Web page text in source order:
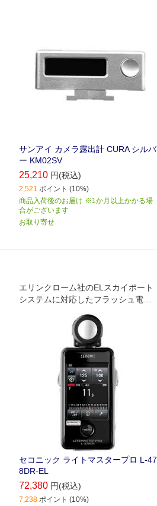
サンアイ カメラ露出計 CURA シルバ
ー KM02SV
25,210 円(税込)
2,521 ポイント (10%)
商品入荷後のお届け ※1か月以上かかる場
合がございます
お取り寄せ
エリンクローム社のELスカイポート
システムに対応したフラッシュ電波
セコニック ライトマスタープロ L-47
8DR-EL
72,380 円(税込)
7,238 ポイント (10%)